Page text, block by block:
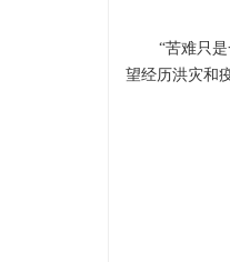
“苦难只是一
望经历洪灾和